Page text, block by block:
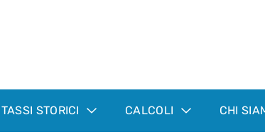
TASSI STORICI CALCOLI CHI